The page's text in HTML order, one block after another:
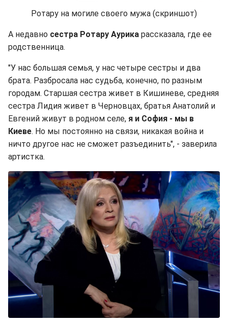
Ротару на могиле своего мужа (скриншот)
А недавно сестра Ротару Аурика рассказала, где ее
родственница.
"У нас большая семья, у нас четыре сестры и два
брата. Разбросала нас судьба, конечно, по разным
городам. Старшая сестра живет в Кишиневе, средняя
сестра Лидия живет в Черновцах, братья Анатолий и
Евгений живут в родном селе, я и София - мы в
Киеве. Но мы постоянно на связи, никакая война и
ничто другое нас не сможет разъединить", - заверила
артистка.